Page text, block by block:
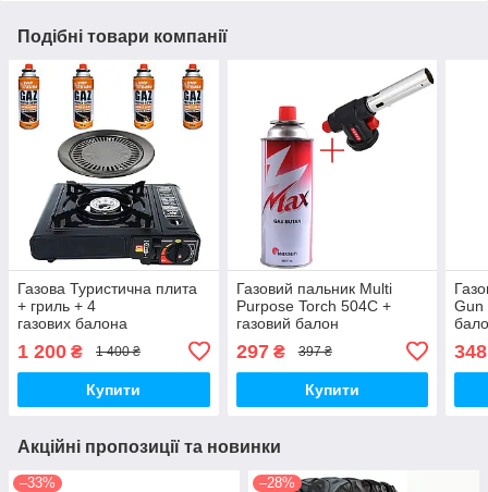
Подібні товари компанії
Газова Туристична плита
+ гриль + 4
газових балона
1 200 ₴ 1 400 ₴
Купити
Газовий пальник Multi
Purpose Torch 504C +
газовий балон
297₴ 397 ₴
Купити
Gun
348
Акційні пропозиції та новинки
–33% –28%